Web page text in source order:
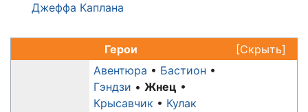
Джеффа Каплана
[Скрыть]
Герои
Авентюра
Бастион
Гэндзи
Жнец
Крысавчик
Кулак